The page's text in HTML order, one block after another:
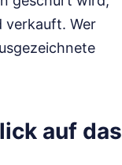
verkauft. Wer
auf das